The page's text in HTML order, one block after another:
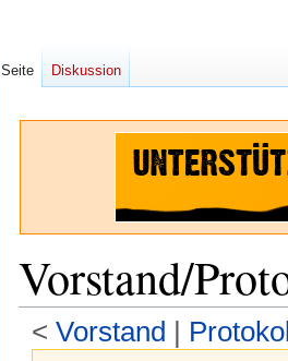
Vorstand/
< Vorstand ‎ |
Seite Diskussion